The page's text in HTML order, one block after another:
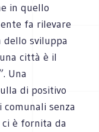
in quello
fa rilevare
dello sviluppa
città è il
Una
di positivo
senza
è fornita da